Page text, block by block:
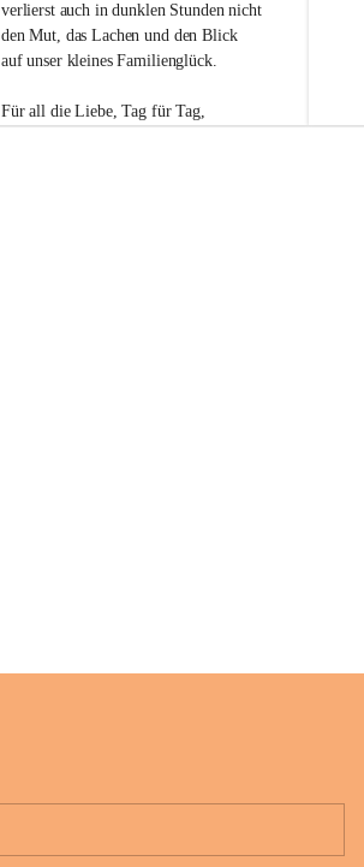
verlierst auch in dunklen Stunden nicht
den Mut, das Lachen und den Blick
auf unser kleines Familienglück.
Für all die Liebe, Tag für Tag,